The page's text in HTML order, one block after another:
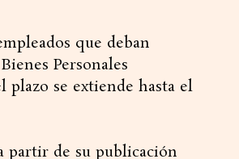
que deban
Personales
plazo se extiende hasta el
partir de su publicación